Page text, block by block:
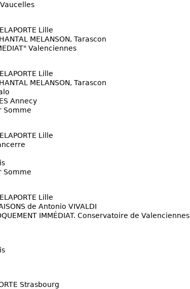
Vaucelles
Lille
MELANSON, Tarascon
Valenciennes
Lille
MELANSON, Tarascon
Annecy
Somme
Lille
Somme
Lille
de Antonio VIVALDI
IMMÉDIAT. Conservatoire de Valenciennes
Strasbourg